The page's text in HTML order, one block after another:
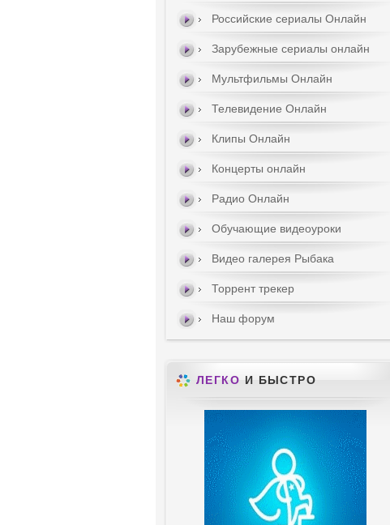
Российские сериалы Онлайн
Зарубежные сериалы онлайн
Мультфильмы Онлайн
Телевидение Онлайн
Клипы Онлайн
Концерты онлайн
Радио Онлайн
Обучающие видеоуроки
Видео галерея Рыбака
Торрент трекер
Наш форум
ЛЕГКО И БЫСТРО